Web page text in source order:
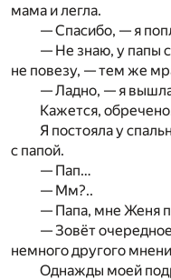
мама и легла.
— Спасибо, — я
— Не знаю, у папы
не повезу, — тем же
— Ладно, — я
Кажется,
Я постояла у
с папой.
— Пап…
— Мм?..
— Папа, мне Женя
— Зовёт
немного другого
Однажды моей